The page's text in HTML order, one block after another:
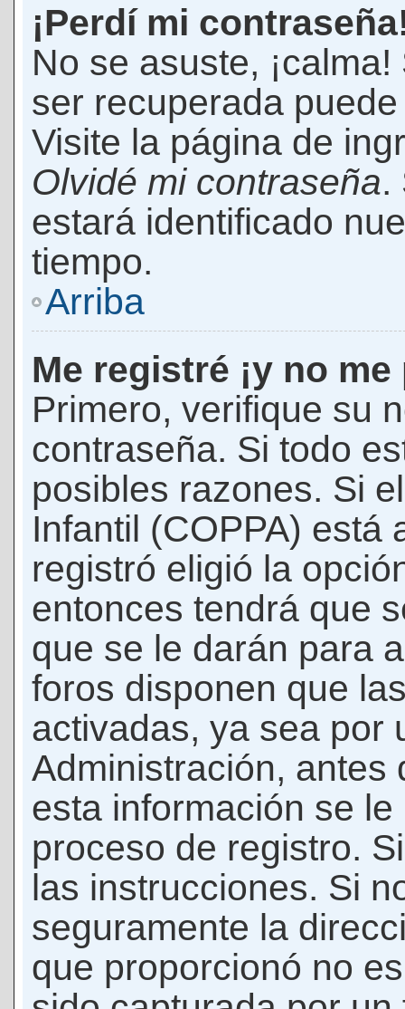
¡Perdí mi
No se asuste,
ser recuperada
Visite la página de
Olvidé mi contraseña.
estará identificado
tiempo.
Arriba
Me registré ¡y no
Primero, verifique su
contraseña. Si todo
posibles razones. Si
Infantil (COPPA) está
registró eligió la
entonces tendrá que
que se le darán para
foros disponen que
activadas, ya sea por
Administración, antes
esta información se
proceso de registro.
las instrucciones. Si
seguramente la
que proporcionó no